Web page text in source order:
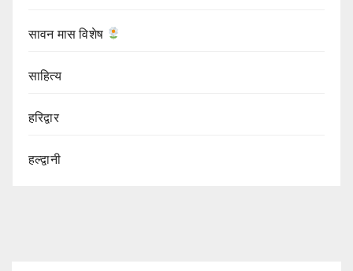
सावन मास विशेष
साहित्य
हरिद्वार
हल्द्वानी